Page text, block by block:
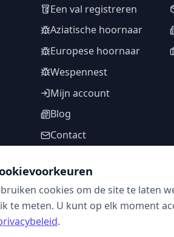
Een val registreren
Aziatische hoornaar
Europese hoornaar
Wespennest
Mijn account
Blog
Contact
VOLG ONS
cookies om de site te laten
te meten. U kunt op elk moment
.